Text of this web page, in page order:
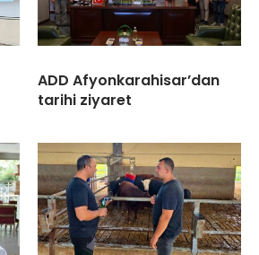
ADD Afyonkarahisar’dan
tarihi ziyaret